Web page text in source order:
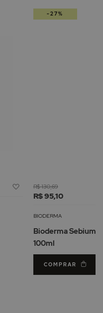
Adicionar
R$ 95,10
R$ 130,69
BIODERMA
Bioderma Sebium
100ml
COMPRAR
-27%